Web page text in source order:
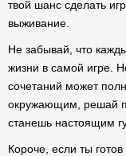
твой шанс сделать
выживание.
Не забывай, что
жизни в самой игре.
сочетаний может
окружающим, решай
станешь настоящим
Короче, если ты